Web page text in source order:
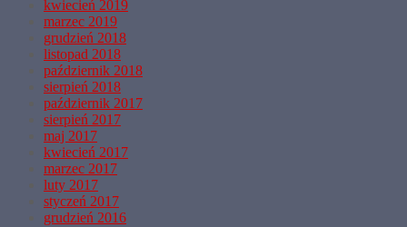
kwiecień 2019
marzec 2019
grudzień 2018
listopad 2018
październik 2018
sierpień 2018
październik 2017
sierpień 2017
maj 2017
kwiecień 2017
marzec 2017
luty 2017
styczeń 2017
grudzień 2016